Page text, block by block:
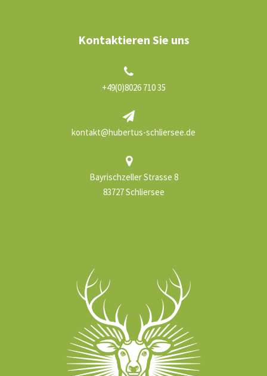
Kontaktieren Sie uns
+49(0)8026 710 35
kontakt@hubertus-schliersee.de
Bayrischzeller Strasse 8
83727 Schliersee